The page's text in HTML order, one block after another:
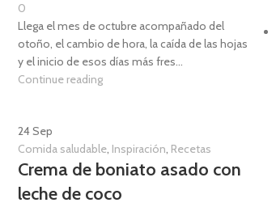
0
Llega el mes de octubre acompañado del
otoño, el cambio de hora, la caída de las hojas
y el inicio de esos días más fres...
Continue reading
24Sep
Comida saludable, Inspiración, Recetas
Crema de boniato asado con
leche de coco